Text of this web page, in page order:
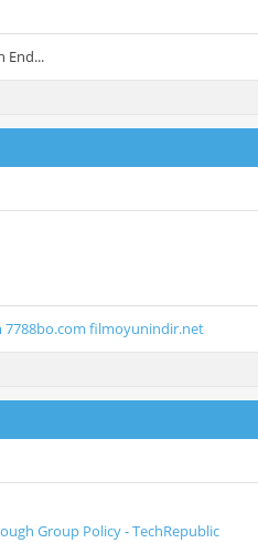
End...
7788bo.com filmoyunindir.net
Group Policy - TechRepublic